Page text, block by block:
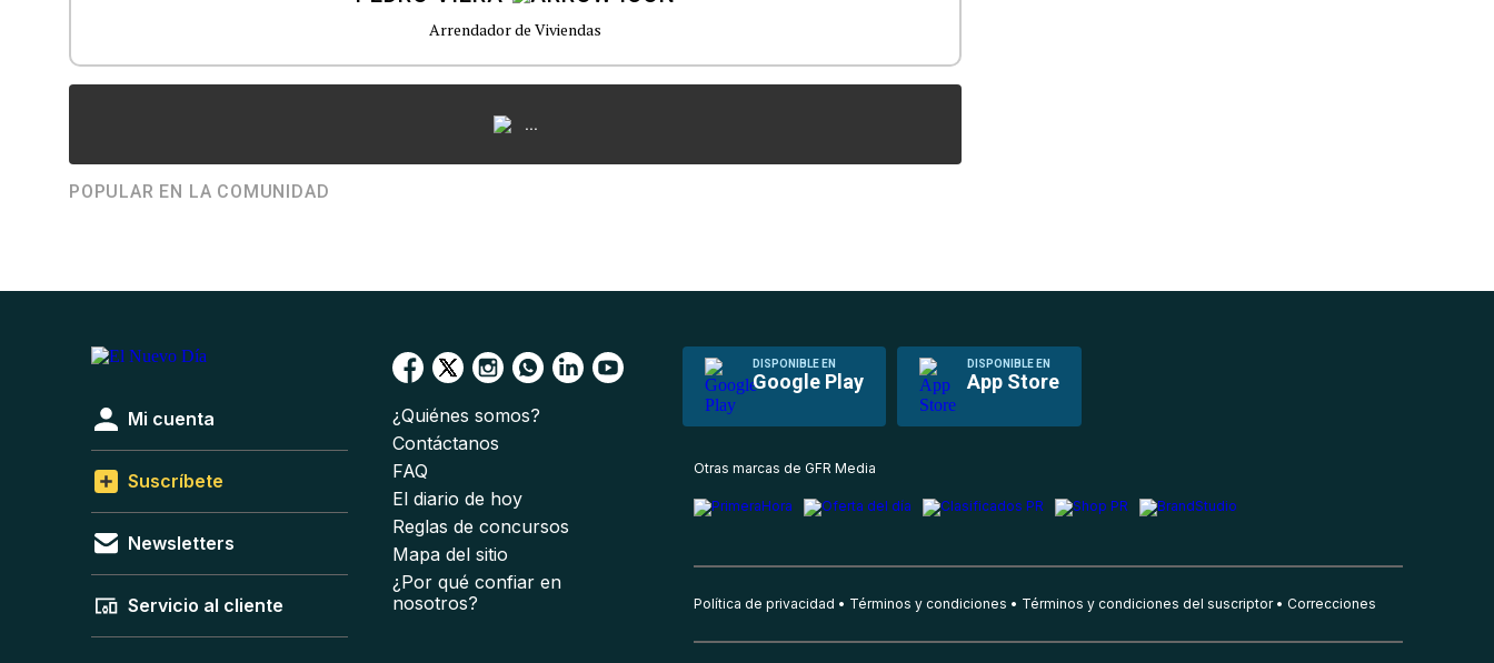
Arrendador de Viviendas
...
POPULAR EN LA COMUNIDAD
DISPONIBLE EN
Google Play
DISPONIBLE EN
App Store
Mi cuenta
Suscríbete
Newsletters
Servicio al cliente
¿Quiénes somos?
Contáctanos
FAQ
El diario de hoy
Reglas de concursos
Mapa del sitio
¿Por qué confiar en
nosotros?
Otras marcas de GFR Media
Política de privacidad Términos y condiciones Términos y condiciones del suscriptor Correcciones